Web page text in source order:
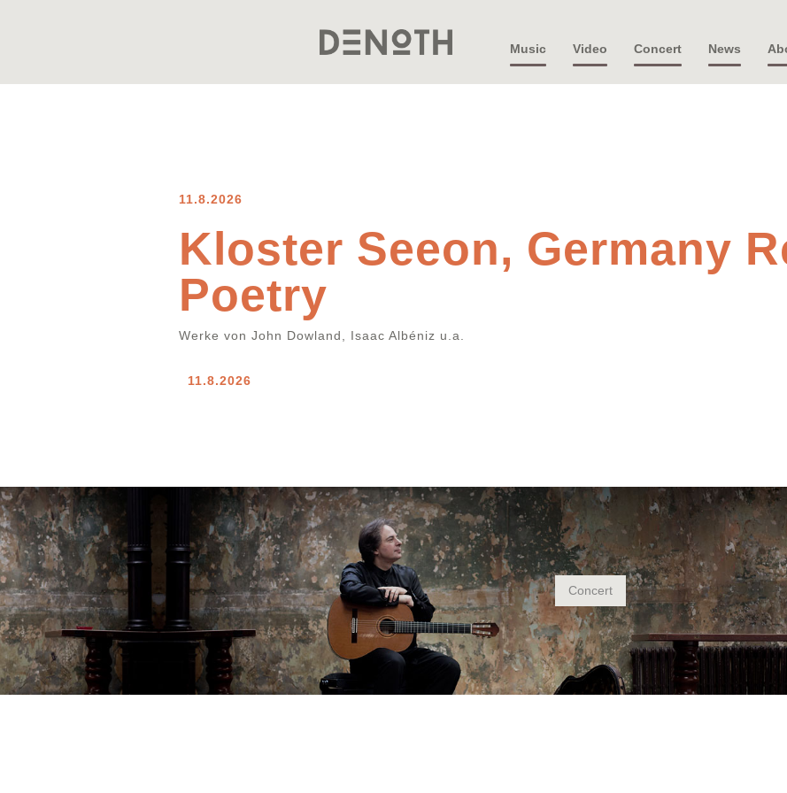
Music Video Concert News
11.8.2026
Kloster Seeon, Germany
Poetry
Werke von John Dowland, Isaac Albéniz u.a.
11.8.2026
Concert